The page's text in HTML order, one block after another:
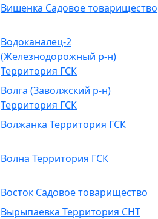
Вишенка Садовое товарищество
Водоканалец-2
(Железнодорожный р-н)
Территория ГСК
Волга (Заволжский р-н)
Территория ГСК
Волжанка Территория ГСК
Волна Территория ГСК
Восток Садовое товарищество
Вырыпаевка Территория СНТ